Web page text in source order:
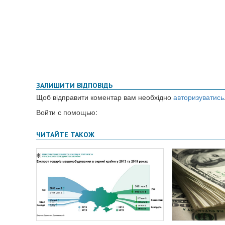
ЗАЛИШИТИ ВІДПОВІДЬ
Щоб відправити коментар вам необхідно авторизуватись
Войти с помощью: